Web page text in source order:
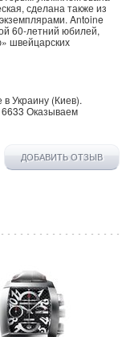
сделана также из
Antoine
60-летний юбилей,
швейцарских
вУкраину (Киев).
Оказываем
ДОБАВИТЬ ОТЗЫВ